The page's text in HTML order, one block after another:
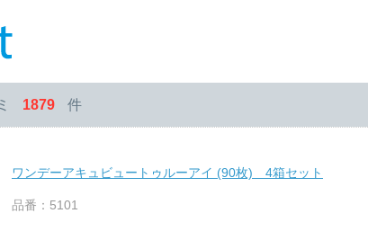
1879 件
ワンデーアキュビュートゥルーアイ (90枚) 4箱セット
品番：5101